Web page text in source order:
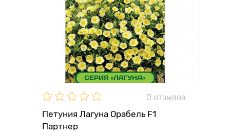
0 отзывов
Петуния Лагуна Орабель F1
Партнер